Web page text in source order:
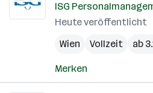
ISG
Heute veröffentlicht
Wien
Vollzeit ab
Merken